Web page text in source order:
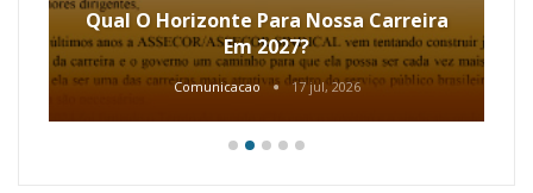
Qual O Horizonte Para Nossa Carreira
Em 2027?
Comunicacao 17 jul, 2026